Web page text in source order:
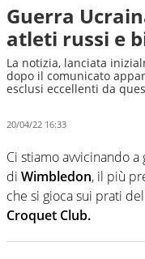
Guerra
atleti russi e
La notizia, lanciata
dopo il comunicato
esclusi eccellenti da
20/04/22 16:33
Ci stiamo avvicinando
di Wimbledon, il più
che si gioca sui prati
Croquet Club.